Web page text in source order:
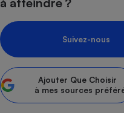
Suivez-nous
Ajouter Que Choisir
à mes sources
Choisir son fioul
Choisir son pellet
Comparateur
Energie Moins Chère